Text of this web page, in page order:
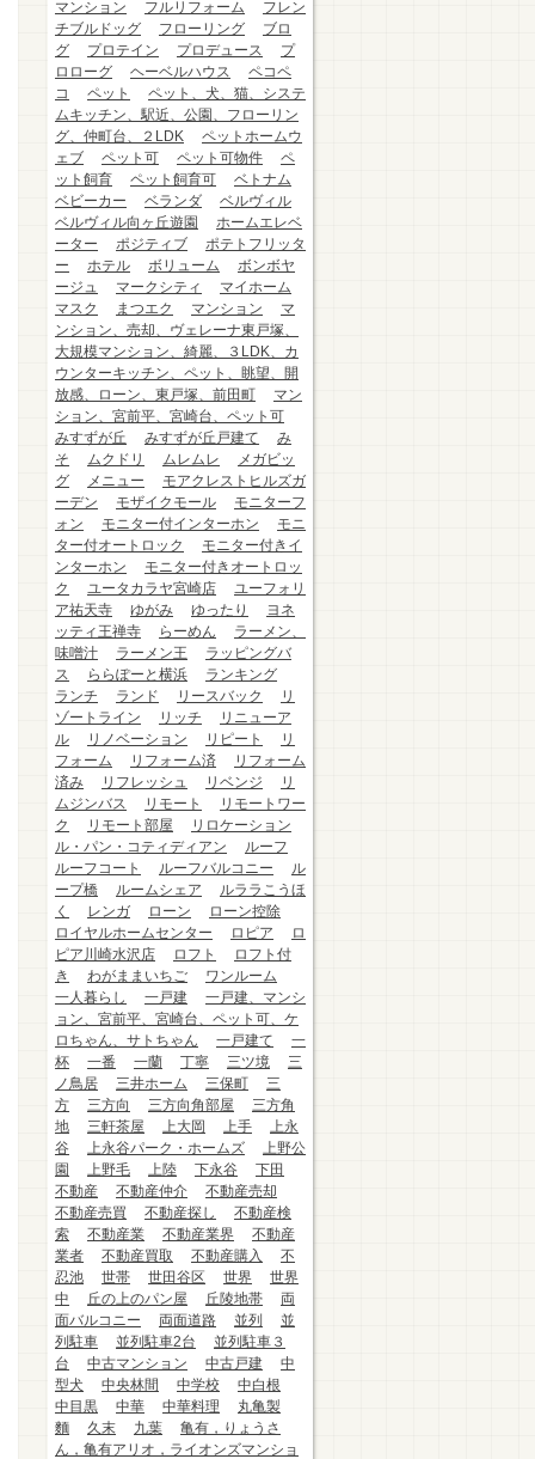
マンション フルリフォーム
フレン
チブルドッグ
フローリング
ブロ
グ
プロテイン プロデュース
プ
ロローグ
ヘーベルハウス
ペコペ
コ
ペット
ペット、犬、猫、システ
ムキッチン、駅近、公園、フローリン
グ、仲町台、２LDK
ペットホームウ
ェブ
ペット可 ペット可物件
ペ
ット飼育
ペット飼育可
ベトナム
ベビーカー
ベランダ
ベルヴィル
ベルヴィル向ヶ丘遊園
ホームエレベ
ーター
ポジティブ
ポテトフリッタ
ー
ホテル ボリューム
ボンボヤ
ージュ
マークシティ
マイホーム
マスク
まつエク マンション
マ
ンション、売却、ヴェレーナ東戸塚、
大規模マンション、綺麗、３LDK、カ
ウンターキッチン、ペット、眺望、開
放感、ローン、東戸塚、前田町
マン
ション、宮前平、宮崎台、ペット可
みすずが丘
みすずが丘戸建て
み
そ
ムクドリ ムレムレ
メガビッ
グ
メニュー
モアクレストヒルズガ
ーデン
モザイクモール
モニターフ
ォン
モニター付インターホン
モニ
ター付オートロック
モニター付きイ
ンターホン
モニター付きオートロッ
ク
ユータカラヤ宮崎店
ユーフォリ
ア祐天寺
ゆがみ ゆったり
ヨネ
ッティ王禅寺
らーめん
ラーメン、
味噌汁
ラーメン王
ラッピングバ
ス
ららぽーと横浜
ランキング
ランチ
ランド リースバック
リ
ゾートライン
リッチ
リニューア
ル
リノベーション リピート
リ
フォーム
リフォーム済
リフォーム
済み
リフレッシュ リベンジ
リ
ムジンバス
リモート
リモートワー
ク
リモート部屋
リロケーション
ル・パン・コティディアン
ルーフ
ルーフコート
ルーフバルコニー
ル
ープ橋
ルームシェア
ルララこうほ
く
レンガ ローン
ローン控除
ロイヤルホームセンター
ロピア
ロ
ピア川崎水沢店
ロフト
ロフト付
き
わがままいちご
ワンルーム
一人暮らし
一戸建
一戸建、マンシ
ョン、宮前平、宮崎台、ペット可、ケ
ロちゃん、サトちゃん
一戸建て
一
杯
一番 一蘭 丁寧 三ツ境
三
ノ鳥居
三井ホーム 三保町
三
方
三方向 三方向角部屋
三方角
地
三軒茶屋 上大岡 上手
上永
谷
上永谷パーク・ホームズ
上野公
園
上野毛 上陸 下永谷
下田
不動産
不動産仲介
不動産売却
不動産売買
不動産探し
不動産検
索
不動産業 不動産業界
不動産
業者
不動産買取 不動産購入
不
忍池
世帯 世田谷区 世界
世界
中
丘の上のパン屋 丘陵地帯
両
面バルコニー
両面道路 並列
並
列駐車
並列駐車2台
並列駐車３
台
中古マンション 中古戸建
中
型犬
中央林間 中学校
中白根
中目黒
中華 中華料理
丸亀製
麵
久末 九葉
亀有，りょうさ
ん，亀有アリオ，ライオンズマンショ